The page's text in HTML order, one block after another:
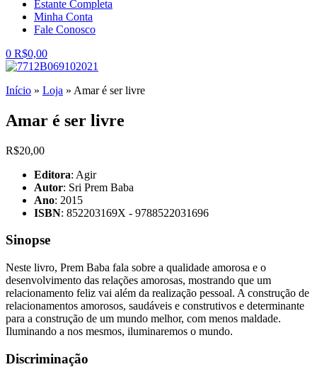
Estante Completa
Minha Conta
Fale Conosco
0 R$0,00
Início » Loja » Amar é ser livre
Amar é ser livre
R$20,00
Editora: Agir
Autor: Sri Prem Baba
Ano: 2015
ISBN: 852203169X - 9788522031696
Sinopse
Neste livro, Prem Baba fala sobre a qualidade amorosa e o
desenvolvimento das relações amorosas, mostrando que um
relacionamento feliz vai além da realização pessoal. A construção de
relacionamentos amorosos, saudáveis e construtivos e determinante
para a construção de um mundo melhor, com menos maldade.
Iluminando a nos mesmos, iluminaremos o mundo.
Discriminação